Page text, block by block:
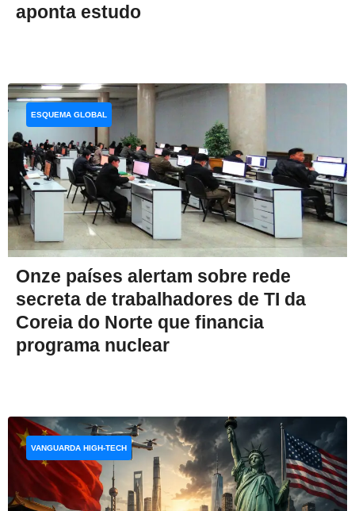
aponta estudo
Onze países alertam sobre rede
secreta de trabalhadores de TI da
Coreia do Norte que financia
programa nuclear
ESQUEMA GLOBAL
VANGUARDA HIGH-TECH